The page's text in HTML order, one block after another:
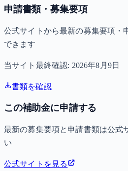
申請書類・募集要項
公式サイトから最新の募集要項・
できます
当サイト最終確認: 2026年8月9日
書類を確認
この補助金に申請する
最新の募集要項と申請書類は公式
い
公式サイトを見る